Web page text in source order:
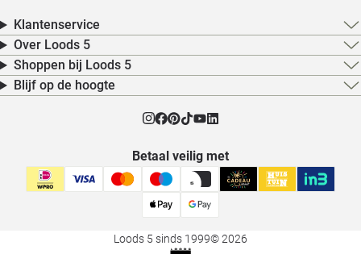
Klantenservice
Over Loods 5
Shoppen bij Loods 5
Blijf op de hoogte
Betaal veilig met
Loods 5 sinds 1999© 2026